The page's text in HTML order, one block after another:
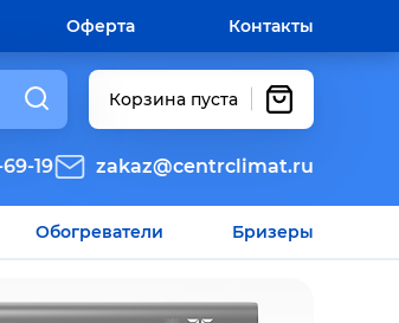
Оферта Контакты
Корзина пуста
19 zakaz@centrclimat.ru
Обогреватели Бризеры